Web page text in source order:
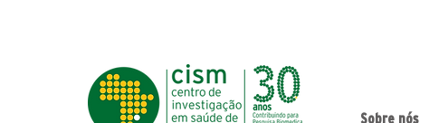
Sobre nós